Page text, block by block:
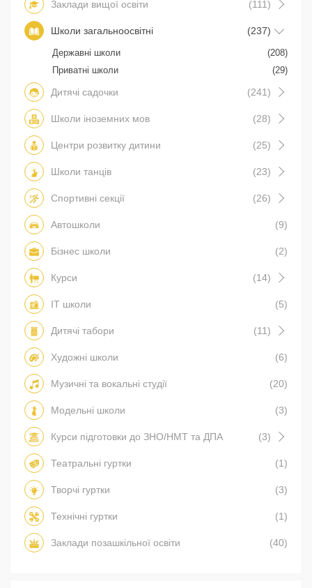
Заклади вищої освіти (111)
Школи загальноосвітні (237)
Державні школи
(208)
Приватні школи
(29)
Дитячі садочки (241)
Школи іноземних мов (28)
Центри розвитку дитини (25)
Школи танців (23)
Спортивні секції (26)
Автошколи (9)
Бізнес школи (2)
Курси (14)
IT школи (5)
Дитячі табори (11)
Художні школи (6)
Музичні та вокальні студії (20)
Модельні школи (3)
Курси підготовки до ЗНО/НМТ та ДПА (3)
Театральні гуртки (1)
Творчі гуртки (3)
Технічні гуртки (1)
Заклади позашкільної освіти (40)